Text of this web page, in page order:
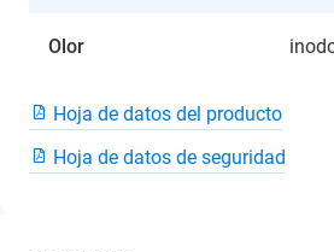
Olor
Hoja de datos del producto
Hoja de datos de seguridad